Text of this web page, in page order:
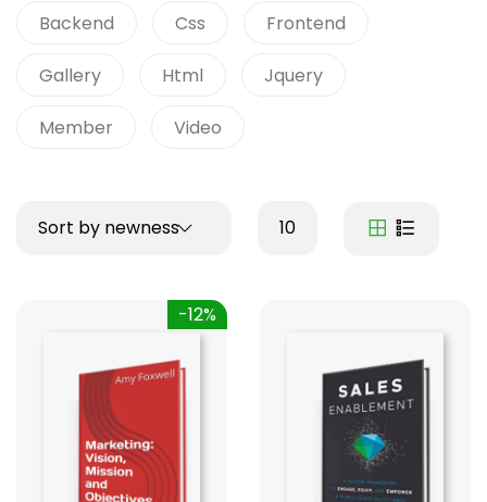
Backend Css Frontend
Gallery Html Jquery
Member Video
Sort by newness 10
-12%